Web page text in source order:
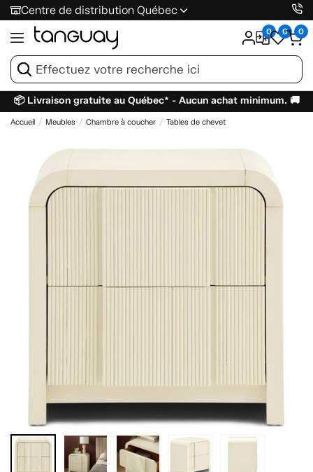
Centre de distribution Québec
0 0 0
📦 Livraison gratuite au Québec* - Aucun achat minimum. 🚚
Accueil Meubles Chambre à coucher Tables de chevet